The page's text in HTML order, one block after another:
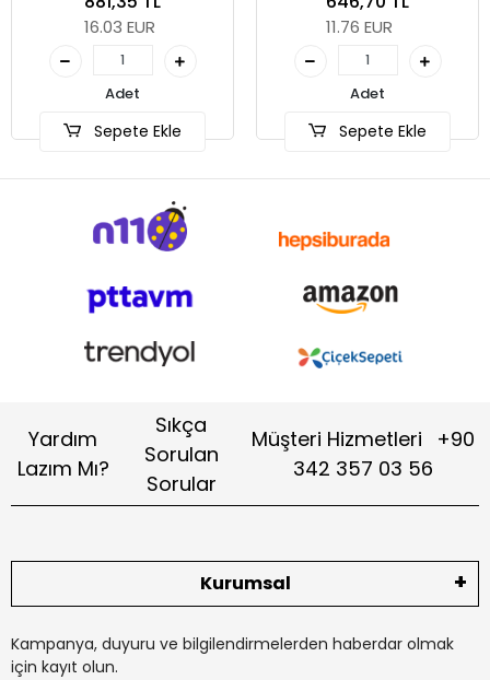
Sepete Ekle
Yardım
Lazım Mı?
Sıkça
Sorulan
Sorular
Müşteri Hizmetleri
+90
342 357 03 56
Kurumsal
Kampanya, duyuru ve bilgilendirmelerden haberdar olmak
için kayıt olun.